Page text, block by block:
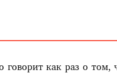
как раз о том,